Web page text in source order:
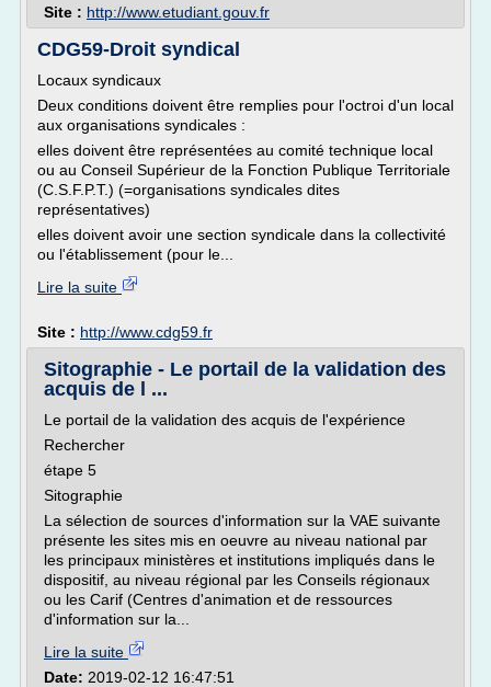
Site : http://www.etudiant.gouv.fr
CDG59-Droit syndical
Locaux syndicaux
Deux conditions doivent être remplies pour l'octroi d'un local
aux organisations syndicales :
elles doivent être représentées au comité technique local
ou au Conseil Supérieur de la Fonction Publique Territoriale
(C.S.F.P.T.) (=organisations syndicales dites
représentatives)
elles doivent avoir une section syndicale dans la collectivité
ou l'établissement (pour le...
Lire la suite
Site : http://www.cdg59.fr
Sitographie - Le portail de la validation des
acquis de l ...
Le portail de la validation des acquis de l'expérience
Rechercher
étape 5
Sitographie
La sélection de sources d'information sur la VAE suivante
présente les sites mis en oeuvre au niveau national par
les principaux ministères et institutions impliqués dans le
dispositif, au niveau régional par les Conseils régionaux
ou les Carif (Centres d'animation et de ressources
d'information sur la...
Lire la suite
Date: 2019-02-12 16:47:51